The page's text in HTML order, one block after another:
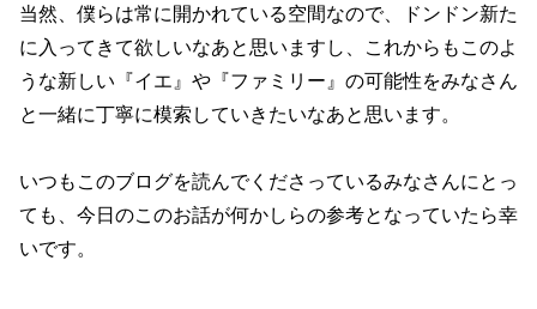
当然、僕らは常に開かれている空間なので、ドンドン新た
に入ってきて欲しいなあと思いますし、これからもこのよ
うな新しい『イエ』や『ファミリー』の可能性をみなさん
と一緒に丁寧に模索していきたいなあと思います。
いつもこのブログを読んでくださっているみなさんにとっ
ても、今日のこのお話が何かしらの参考となっていたら幸
いです。